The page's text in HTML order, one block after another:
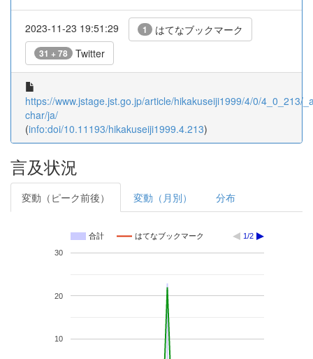
2023-11-23 19:51:29 1 はてなブックマーク
31 + 78 Twitter
https://www.jstage.jst.go.jp/article/hikakuseiji1999/4/0/4_0_213/
char/ja/
(info:doi/10.11193/hikakuseiji1999.4.213)
言及状況
変動（ピーク前後） 変動（月別） 分布
合計 はてなブックマーク 1/2
10
20
30